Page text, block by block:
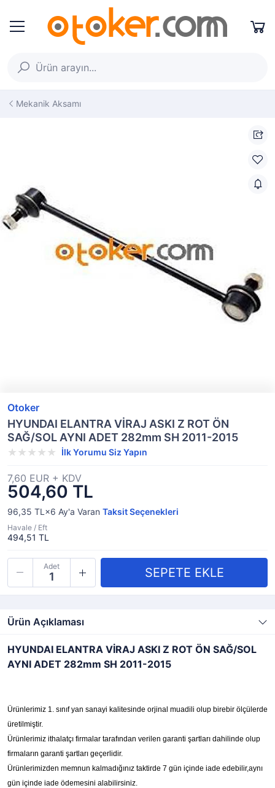
Mekanik Aksamı
Otoker
HYUNDAI ELANTRA VİRAJ ASKI Z ROT ÖN
SAĞ/SOL AYNI ADET 282mm SH 2011-2015
İlk Yorumu Siz Yapın
504,60 TL
7,60 EUR + KDV
96,35 TL×6 Ay'a Varan Taksit Seçenekleri
Havale / Eft
494,51 TL
Adet
Ürün Açıklaması
HYUNDAI ELANTRA VİRAJ ASKI Z ROT ÖN SAĞ/SOL
AYNI ADET 282mm SH 2011-2015
Ürünlerimiz 1. sınıf yan sanayi kalitesinde orjinal muadili olup birebir ölçülerde
üretilmiştir.
Ürünlerimiz ithalatçı firmalar tarafından verilen garanti şartları dahilinde olup
firmaların garanti şartları geçerlidir.
Ürünlerimizden memnun kalmadığınız taktirde 7 gün içinde iade edebilir,aynı
gün içinde iade ödemesini alabilirsiniz.